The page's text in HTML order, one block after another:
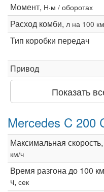
Момент, Н·м / оборотах
Расход комби, л на 100 км
Тип коробки передач
Привод
Показать
Mercedes C 200
Максимальная скорость,
км/ч
Время разгона до 100
ч, сек